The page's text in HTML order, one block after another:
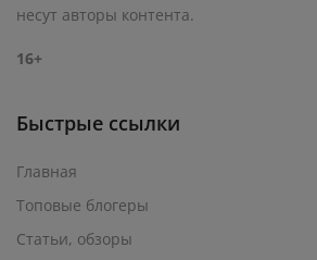
несут авторы контента.
16+
Быстрые ссылки
Главная
Топовые блогеры
Статьи, обзоры